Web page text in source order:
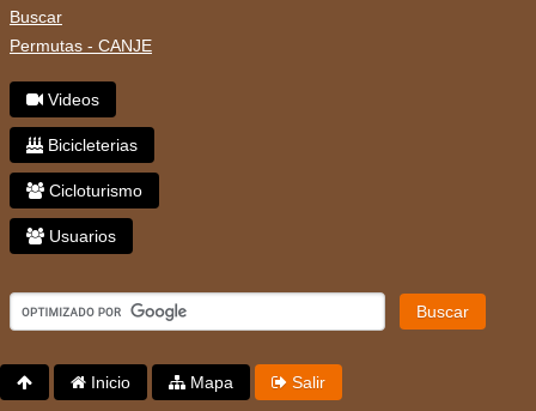
Buscar
Permutas - CANJE
Videos
Bicicleterias
Cicloturismo
Usuarios
Buscar
Inicio Mapa Salir